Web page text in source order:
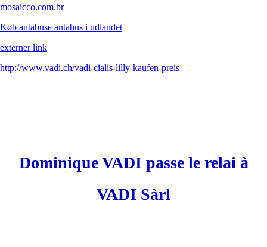
mosaicco.com.br
Køb antabuse antabus i udlandet
externer link
http://www.vadi.ch/vadi-cialis-lilly-kaufen-preis
Dominique VADI passe le relai à
VADI Sàrl